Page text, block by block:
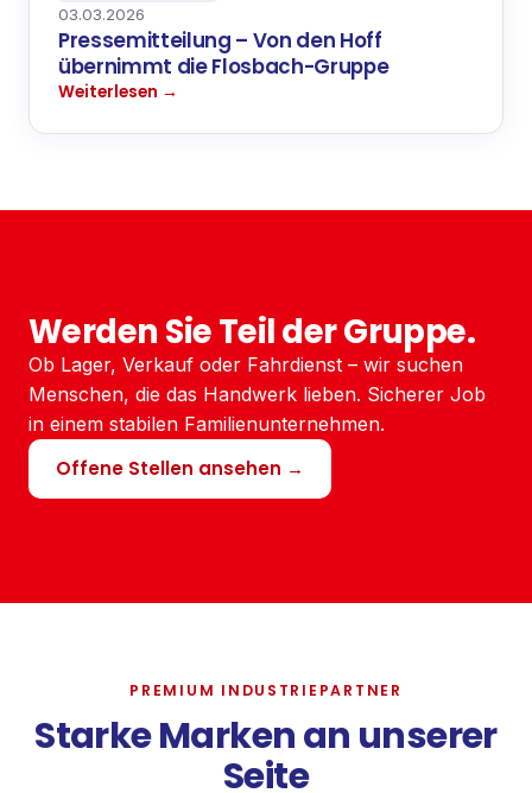
03.03.2026
Pressemitteilung – Von den Hoff
übernimmt die Flosbach-Gruppe
Weiterlesen →
Werden Sie Teil der Gruppe.
Ob Lager, Verkauf oder Fahrdienst – wir suchen
Menschen, die das Handwerk lieben. Sicherer Job
in einem stabilen Familienunternehmen.
Offene Stellen ansehen →
PREMIUM INDUSTRIEPARTNER
Starke Marken an unserer
Seite